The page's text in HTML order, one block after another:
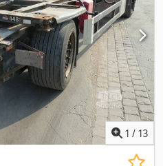
ist die
Unser Angebot ist generell
TÜV-Abnahme erwünscht,
Angebot unserer
mit Werbung beklebt
unsere allgemeinen Liefer-
1 / 13